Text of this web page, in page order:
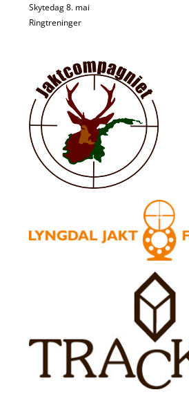
Skytedag 8. mai
Ringtreninger